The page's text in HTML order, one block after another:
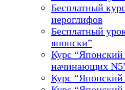
Бесплатный
иероглифов
Бесплатный
японски”
Курс “Японский
начинающих
Курс “Японский